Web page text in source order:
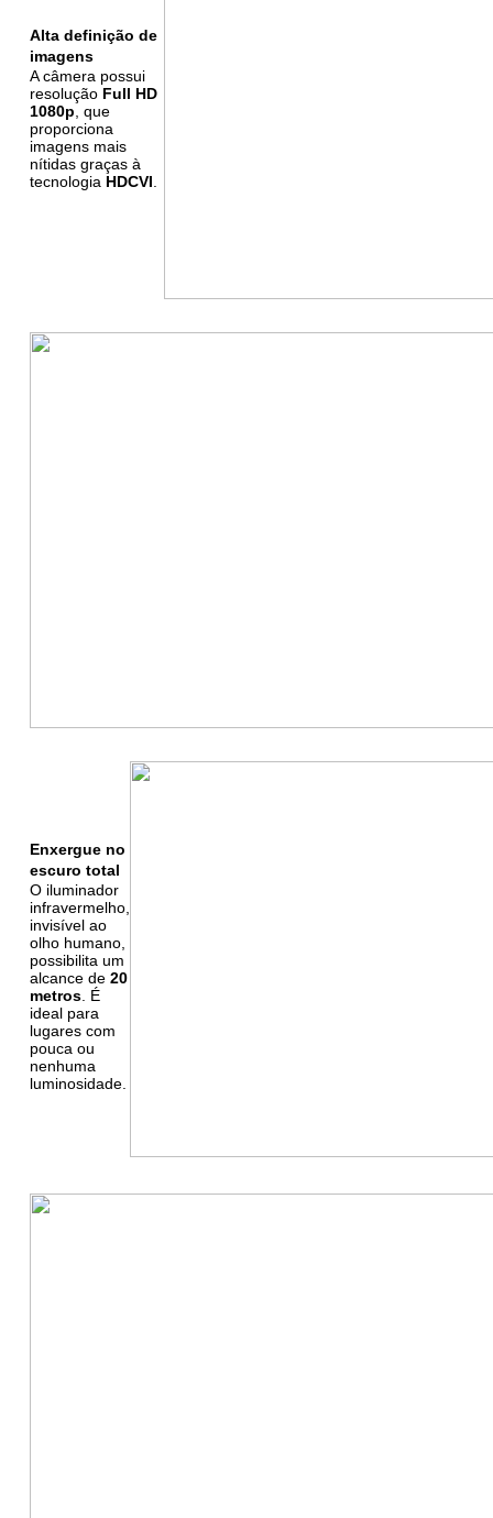
Alta definição de
imagens
A câmera possui
resolução Full HD
1080p , que
proporciona
imagens mais
nítidas graças à
tecnologia HDCVI
Enxergue no
escuro total
O iluminador
infravermelho,
invisível ao
olho humano,
possibilita um
alcance de 20
metros . É
ideal para
lugares com
pouca ou
nenhuma
luminosidade.